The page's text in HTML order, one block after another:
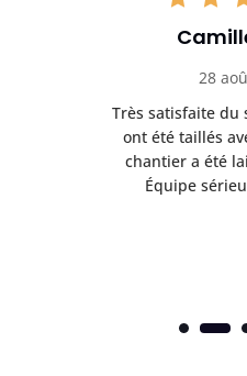
28
Très satisfaite du
ont été taillés
chantier a été
Équipe